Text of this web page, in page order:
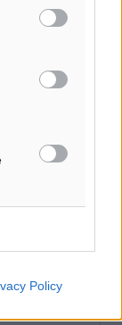
Policy
στο